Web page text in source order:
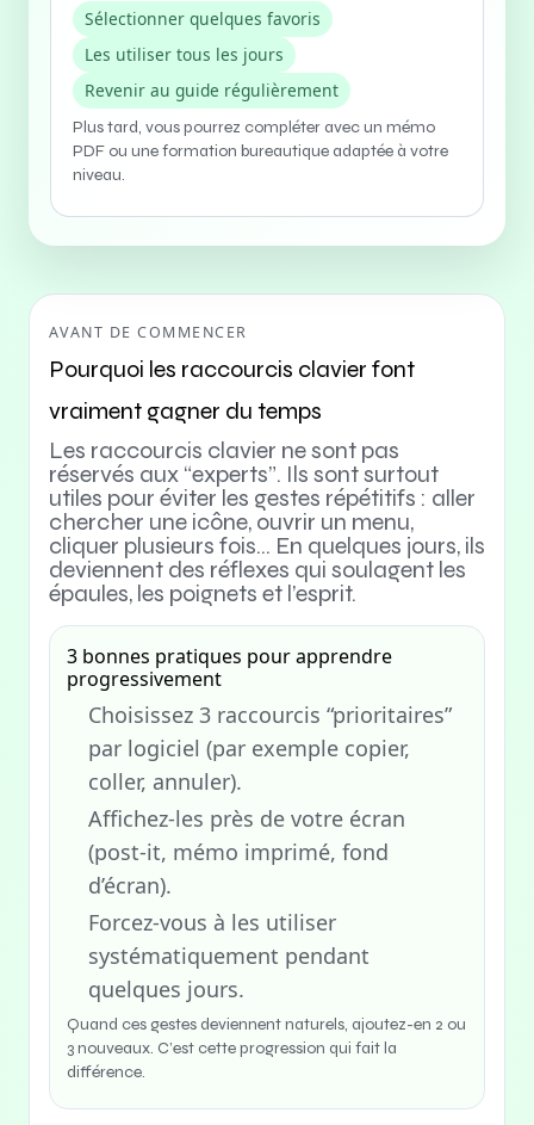
Sélectionner quelques favoris
Les utiliser tous les jours
Revenir au guide régulièrement
Plus tard, vous pourrez compléter avec un mémo
PDF ou une formation bureautique adaptée à votre
niveau.
AVANT DE COMMENCER
Pourquoi les raccourcis clavier font
vraiment gagner du temps
Les raccourcis clavier ne sont pas
réservés aux “experts”. Ils sont surtout
utiles pour éviter les gestes répétitifs : aller
chercher une icône, ouvrir un menu,
cliquer plusieurs fois… En quelques jours, ils
deviennent des réflexes qui soulagent les
épaules, les poignets et l’esprit.
3 bonnes pratiques pour apprendre
progressivement
Choisissez 3 raccourcis “prioritaires”
par logiciel (par exemple copier,
coller, annuler).
Affichez-les près de votre écran
(post-it, mémo imprimé, fond
d’écran).
Forcez-vous à les utiliser
systématiquement pendant
quelques jours.
Quand ces gestes deviennent naturels, ajoutez-en 2 ou
3 nouveaux. C’est cette progression qui fait la
différence.